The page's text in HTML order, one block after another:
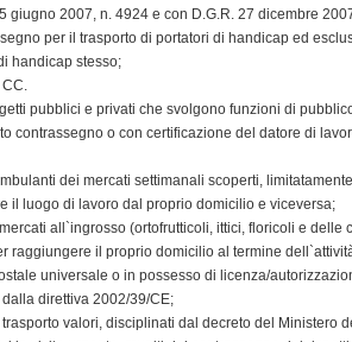
giugno 2007, n. 4924 e con D.G.R. 27 dicembre
per il trasporto di portatori di handicap ed
handicap stesso;
pubblici e privati che svolgono funzioni di
contrassegno o con certificazione del datore di
dei mercati settimanali scoperti,
il luogo di lavoro dal proprio domicilio e viceversa;
all`ingrosso (ortofrutticoli, ittici, floricoli e
raggiungere il proprio domicilio al termine
universale o in possesso di licenza/
direttiva 2002/39/CE;
trasporto valori, disciplinati dal decreto del Ministero